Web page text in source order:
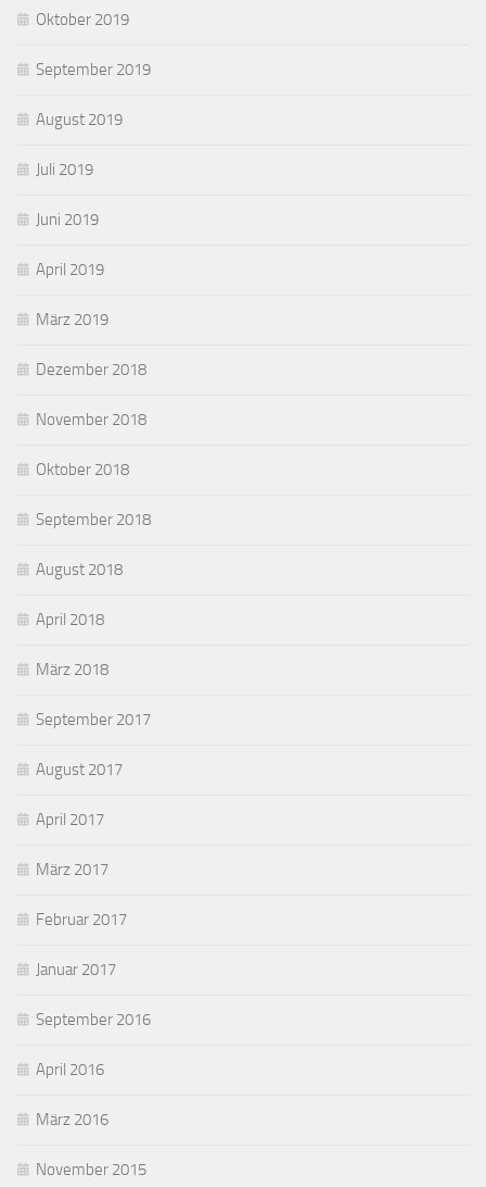
Oktober 2019
September 2019
August 2019
Juli 2019
Juni 2019
April 2019
März 2019
Dezember 2018
November 2018
Oktober 2018
September 2018
August 2018
April 2018
März 2018
September 2017
August 2017
April 2017
März 2017
Februar 2017
Januar 2017
September 2016
April 2016
März 2016
November 2015